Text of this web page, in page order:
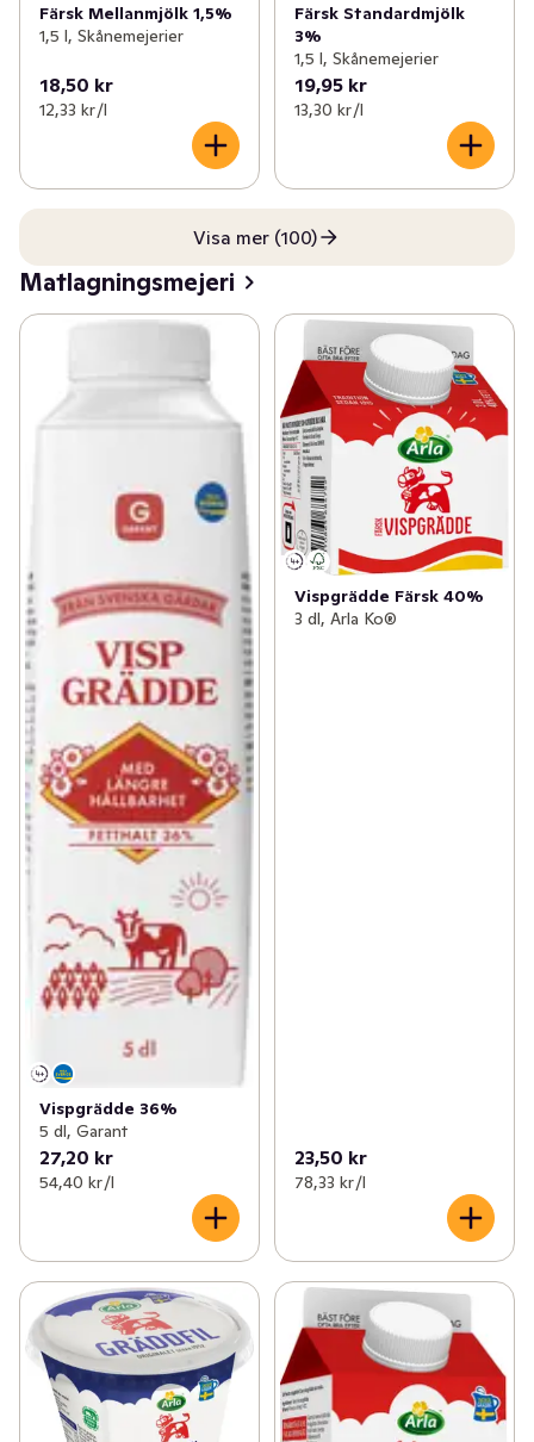
Färsk Mellanmjölk 1,5%
1,5 l, Skånemejerier
18,50 kr
12,33 kr /l
Färsk Standardmjölk
3%
1,5 l, Skånemejerier
19,95 kr
13,30 kr /l
Visa mer (100)
Matlagningsmejeri
Vispgrädde 36%
5 dl, Garant
27,20 kr
54,40 kr /l
Vispgrädde Färsk 40%
3 dl, Arla Ko®
23,50 kr
78,33 kr /l